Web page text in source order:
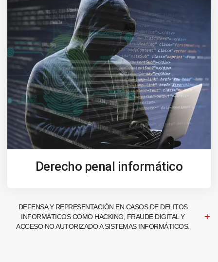
Derecho penal informático
DEFENSA Y REPRESENTACIÓN EN CASOS DE DELITOS
INFORMÁTICOS COMO HACKING, FRAUDE DIGITAL Y
ACCESO NO AUTORIZADO A SISTEMAS INFORMÁTICOS.